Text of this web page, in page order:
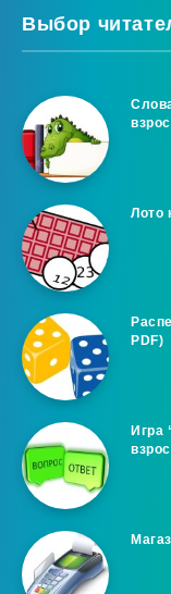
Выбор
Лото
PDF)
Игра